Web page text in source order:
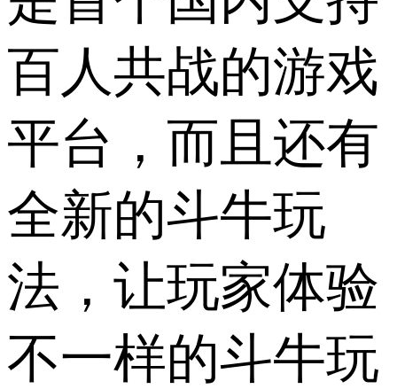
百人共战的游戏
平台，而且还有
全新的斗牛玩
法，让玩家体验
不一样的斗牛玩